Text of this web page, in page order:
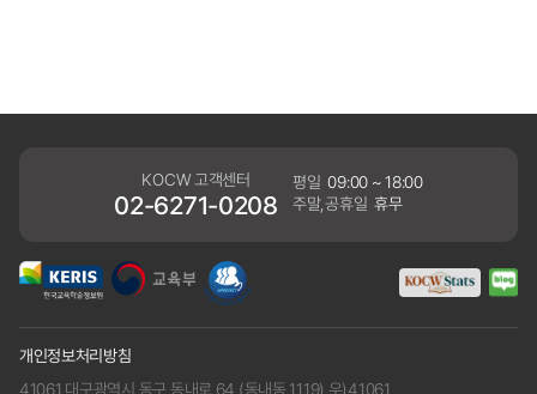
KOCW 고객센터
02-6271-0208
평일 09:00 ~ 18:00
주말,공휴일 휴무
개인정보처리방침
41061 대구광역시 동구 동내로 64 (동내동 1119) 우)41061